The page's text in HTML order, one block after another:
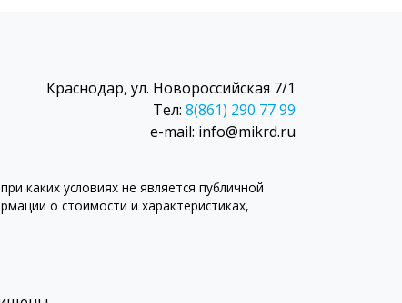
Краснодар, ул. Новороссийская 7/1
Тел: 8(861) 290 77 99
e-mail: info@mikrd.ru
каких условиях не является публичной
о стоимости и характеристиках,